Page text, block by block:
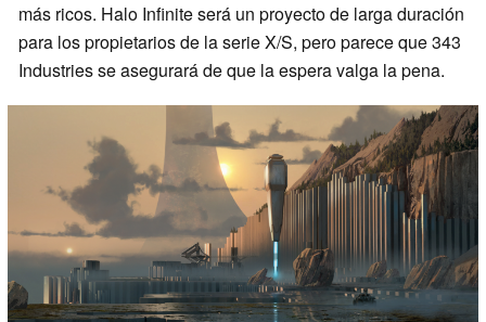
más ricos. Halo Infinite será un proyecto de larga duración
para los propietarios de la serie X/S, pero parece que 343
Industries se asegurará de que la espera valga la pena.